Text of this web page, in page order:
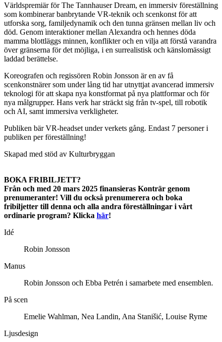
Världspremiär för The Tannhauser Dream, en immersiv föreställning
som kombinerar banbrytande VR-teknik och scenkonst för att
utforska sorg, familjedynamik och den tunna gränsen mellan liv och
död. Genom interaktioner mellan Alexandra och hennes döda
mamma blottläggs minnen, konflikter och en vilja att förstå varandra
över gränserna för det möjliga, i en surrealistisk och känslomässigt
laddad berättelse.
Koreografen och regissören Robin Jonsson är en av få
scenkonstnärer som under lång tid har utnyttjat avancerad immersiv
teknologi för att skapa nya konstformat på nya plattformar och för
nya målgrupper. Hans verk har sträckt sig från tv-spel, till robotik
och AI, samt immersiva verkligheter.
Publiken bär VR-headset under verkets gång. Endast 7 personer i
publiken per föreställning!
Skapad ​​med stöd av Kulturbryggan
BOKA FRIBILJETT?
Från och med 20 mars 2025 finansieras Konträr genom
prenumeranter! Vill du också prenumerera och boka
fribiljetter till denna och alla andra föreställningar i vårt
ordinarie program? Klicka här!
Idé
Robin Jonsson
Manus
Robin Jonsson och Ebba Petrén i samarbete med ensemblen.
På scen
Emelie Wahlman, Nea Landin, Ana Stanišić, Louise Ryme
Ljusdesign